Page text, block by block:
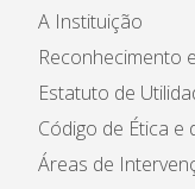
A Instituição
Reconhecimento
Estatuto de
Código de Ética e
Áreas de